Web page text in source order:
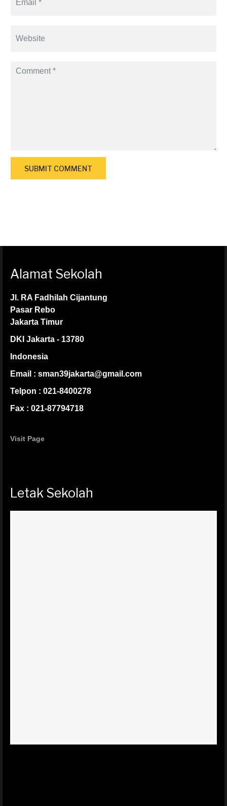
Alamat Sekolah
Jl. RA Fadhilah Cijantung
Pasar Rebo
Jakarta Timur
DKI Jakarta - 13780
Indonesia
Email : sman39jakarta@gmail.com
Telpon : 021-8400278
Fax : 021-87794718
Visit Page
Letak Sekolah